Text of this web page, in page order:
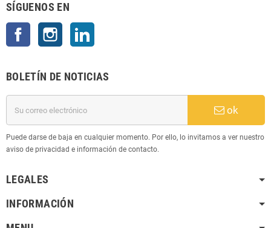
SÍGUENOS EN
Facebook Instagram
BOLETÍN DE NOTICIAS
ok
Puede darse de baja en cualquier momento. Por ello, lo invitamos a ver nuestro
aviso de privacidad e información de contacto.
LEGALES
INFORMACIÓN